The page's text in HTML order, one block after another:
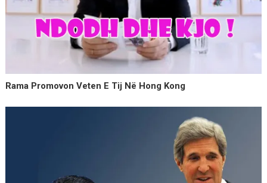
Rama Promovon Veten E Tij Në Hong Kong